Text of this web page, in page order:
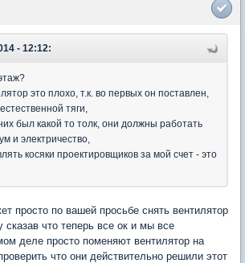
- 12:12:
это плохо, т.к. во первых он поставлен,
тяги,
был какой то толк, они должны работать
и электричество,
косяки проектировщиков за мой счет - это
просто по вашей просьбе снять вентилятор
сказав что теперь все ок и мы все
деле просто поменяют вентилятор на
что они действительно решили этот